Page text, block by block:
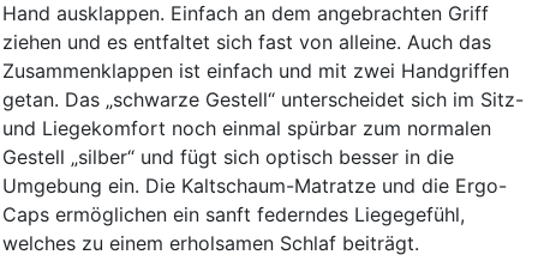
Hand ausklappen. Einfach an dem angebrachten Griff
ziehen und es entfaltet sich fast von alleine. Auch das
Zusammenklappen ist einfach und mit zwei Handgriffen
getan. Das „schwarze Gestell“ unterscheidet sich im Sitz-
und Liegekomfort noch einmal spürbar zum normalen
Gestell „silber“ und fügt sich optisch besser in die
Umgebung ein. Die Kaltschaum-Matratze und die Ergo-
Caps ermöglichen ein sanft federndes Liegegefühl,
welches zu einem erholsamen Schlaf beiträgt.